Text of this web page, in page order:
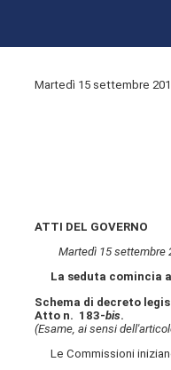
Martedì 15 settembre
ATTI DEL GOVERNO
Martedì 15 settembre
La seduta comincia
Schema di decreto
Atto n. 183-bis.
(Esame, ai sensi
Le Commissioni